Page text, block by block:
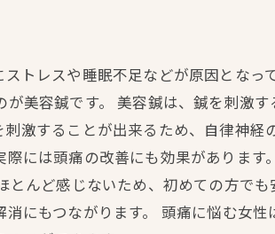
トレスや睡眠不足などが原因とな
美容鍼です。 美容鍼は、鍼を刺激
激することが出来るため、自律神
には頭痛の改善にも効果がありま
んど感じないため、初めての方で
にもつながります。 頭痛に悩む女性